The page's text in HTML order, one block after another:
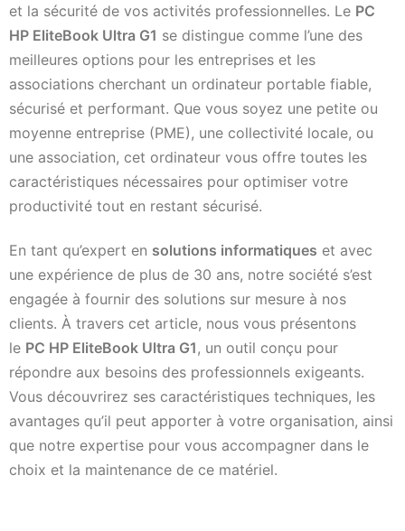
et la sécurité de vos activités professionnelles. Le PC
HP EliteBook Ultra G1 se distingue comme l’une des
meilleures options pour les entreprises et les
associations cherchant un ordinateur portable fiable,
sécurisé et performant. Que vous soyez une petite ou
moyenne entreprise (PME), une collectivité locale, ou
une association, cet ordinateur vous offre toutes les
caractéristiques nécessaires pour optimiser votre
productivité tout en restant sécurisé.
En tant qu’expert en solutions informatiques et avec
une expérience de plus de 30 ans, notre société s’est
engagée à fournir des solutions sur mesure à nos
clients. À travers cet article, nous vous présentons
le PC HP EliteBook Ultra G1 , un outil conçu pour
répondre aux besoins des professionnels exigeants.
Vous découvrirez ses caractéristiques techniques, les
avantages qu’il peut apporter à votre organisation, ainsi
que notre expertise pour vous accompagner dans le
choix et la maintenance de ce matériel.